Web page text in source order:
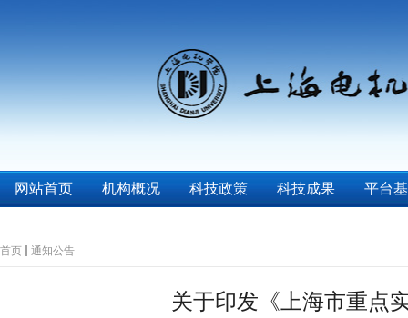
网站首页 机构概况 科技政策 科技成果 平台
首页 通知公告
关于印发《上海市重点